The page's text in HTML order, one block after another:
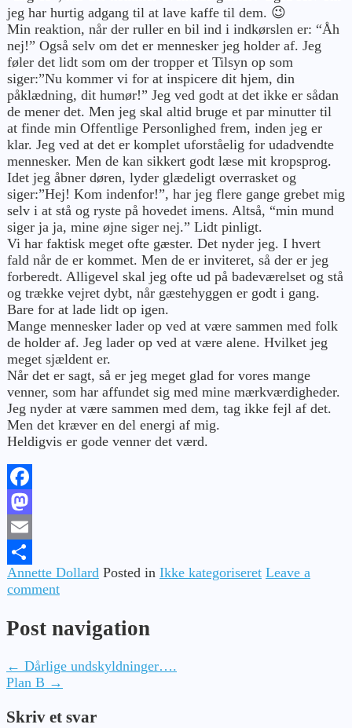
jeg har hurtig adgang til at lave kaffe til dem. 😉
Min reaktion, når der ruller en bil ind i indkørslen er: “Åh
nej!” Også selv om det er mennesker jeg holder af. Jeg
føler det lidt som om der tropper et Tilsyn op som
siger:”Nu kommer vi for at inspicere dit hjem, din
påklædning, dit humør!” Jeg ved godt at det ikke er sådan
de mener det. Men jeg skal altid bruge et par minutter til
at finde min Offentlige Personlighed frem, inden jeg er
klar. Jeg ved at det er komplet uforståelig for udadvendte
mennesker. Men de kan sikkert godt læse mit kropsprog.
Idet jeg åbner døren, lyder glædeligt overrasket og
siger:”Hej! Kom indenfor!”, har jeg flere gange grebet mig
selv i at stå og ryste på hovedet imens. Altså, “min mund
siger ja ja, mine øjne siger nej.” Lidt pinligt.
Vi har faktisk meget ofte gæster. Det nyder jeg. I hvert
fald når de er kommet. Men de er inviteret, så der er jeg
forberedt. Alligevel skal jeg ofte ud på badeværelset og stå
og trække vejret dybt, når gæstehyggen er godt i gang.
Bare for at lade lidt op igen.
Mange mennesker lader op ved at være sammen med folk
de holder af. Jeg lader op ved at være alene. Hvilket jeg
meget sjældent er.
Når det er sagt, så er jeg meget glad for vores mange
venner, som har affundet sig med mine mærkværdigheder.
Jeg nyder at være sammen med dem, tag ikke fejl af det.
Men det kræver en del energi af mig.
Heldigvis er gode venner det værd.
Facebook
Mastodon
Email
Share
Annette Dollard Posted in Ikke kategoriseret Leave a
comment
Post navigation
← Dårlige undskyldninger….
Plan B →
Skriv et svar